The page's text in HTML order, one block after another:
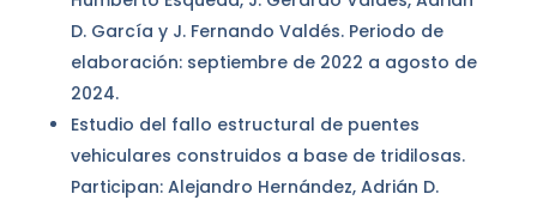
D. García y J. Fernando Valdés. Periodo de
elaboración: septiembre de 2022 a agosto de
2024.
Estudio del fallo estructural de puentes
vehiculares construidos a base de tridilosas.
Participan: Alejandro Hernández, Adrián D.